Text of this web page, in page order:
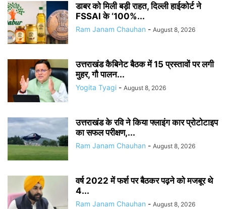
डाबर को मिली बड़ी राहत, दिल्ली हाईकोर्ट ने
FSSAI के ‘100%...
Ram Janam Chauhan - August 8, 2026
उत्तराखंड कैबिनेट बैठक में 15 प्रस्तावों पर लगी
मुहर, गौ पालन...
Yogita Tyagi - August 8, 2026
उत्तराखंड के रवि ने किया फ्लाइंग कार प्रोटोटाइप
का सफल परीक्षण,...
Ram Janam Chauhan - August 8, 2026
वर्ष 2022 में फर्श पर बैठकर पढ़ने को मजबूर थे
4...
Ram Janam Chauhan - August 8, 2026